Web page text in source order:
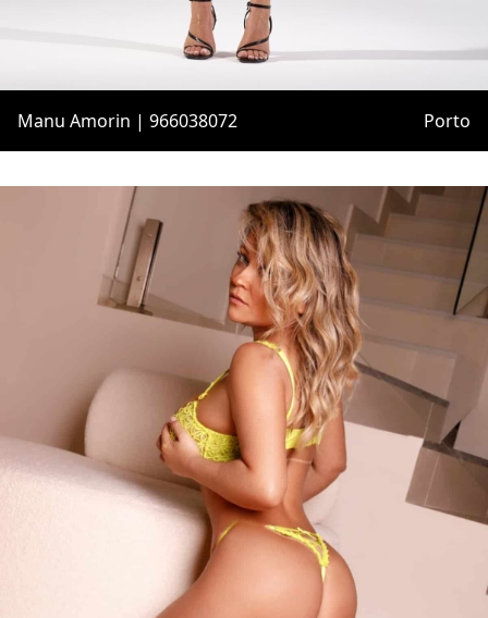
Manu Amorin | 966038072 Porto